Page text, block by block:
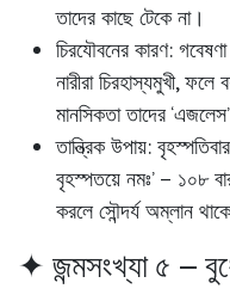
তাদের কাছে টেকে না।
চিরযৌবনের কারণ:
নারীরা চিরহাস্যমুখী,
মানসিকতা তাদের
তান্ত্রিক উপায়:
বৃহস্পতয়ে নমঃ’ – ১০৮
করলে সৌন্দর্য অম্লান
✦ জন্মসংখ্যা ৫ –